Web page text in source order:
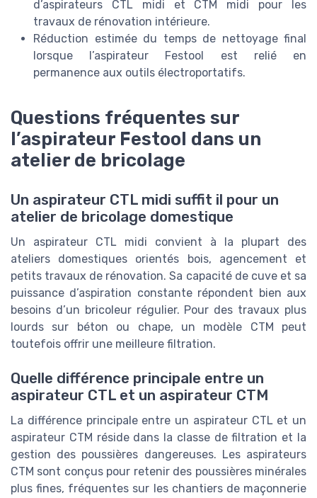
d’aspirateurs CTL midi et CTM midi pour les
travaux de rénovation intérieure.
Réduction estimée du temps de nettoyage final
lorsque l’aspirateur Festool est relié en
permanence aux outils électroportatifs.
Questions fréquentes sur
l’aspirateur Festool dans un
atelier de bricolage
Un aspirateur CTL midi suffit il pour un
atelier de bricolage domestique
Un aspirateur CTL midi convient à la plupart des
ateliers domestiques orientés bois, agencement et
petits travaux de rénovation. Sa capacité de cuve et sa
puissance d’aspiration constante répondent bien aux
besoins d’un bricoleur régulier. Pour des travaux plus
lourds sur béton ou chape, un modèle CTM peut
toutefois offrir une meilleure filtration.
Quelle différence principale entre un
aspirateur CTL et un aspirateur CTM
La différence principale entre un aspirateur CTL et un
aspirateur CTM réside dans la classe de filtration et la
gestion des poussières dangereuses. Les aspirateurs
CTM sont conçus pour retenir des poussières minérales
plus fines, fréquentes sur les chantiers de maçonnerie